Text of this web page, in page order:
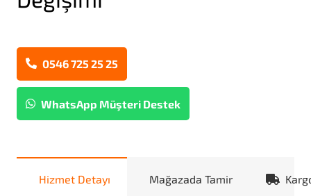
0546 725 25 25
WhatsApp Müşteri Destek
Hizmet Detayı Mağazada Tamir